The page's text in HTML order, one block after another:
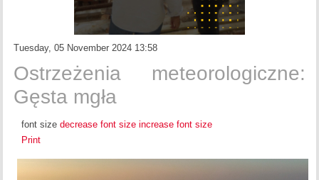
Tuesday, 05 November 2024 13:58
Ostrzeżenia meteorologiczne:
Gęsta mgła
font size decrease font size increase font size
Print